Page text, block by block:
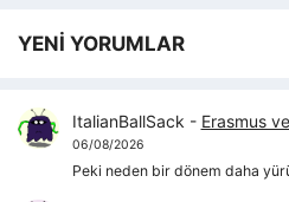
YENİ YORUMLAR
ItalianBallSack - Erasmus
06/08/2026
Peki neden bir dönem daha